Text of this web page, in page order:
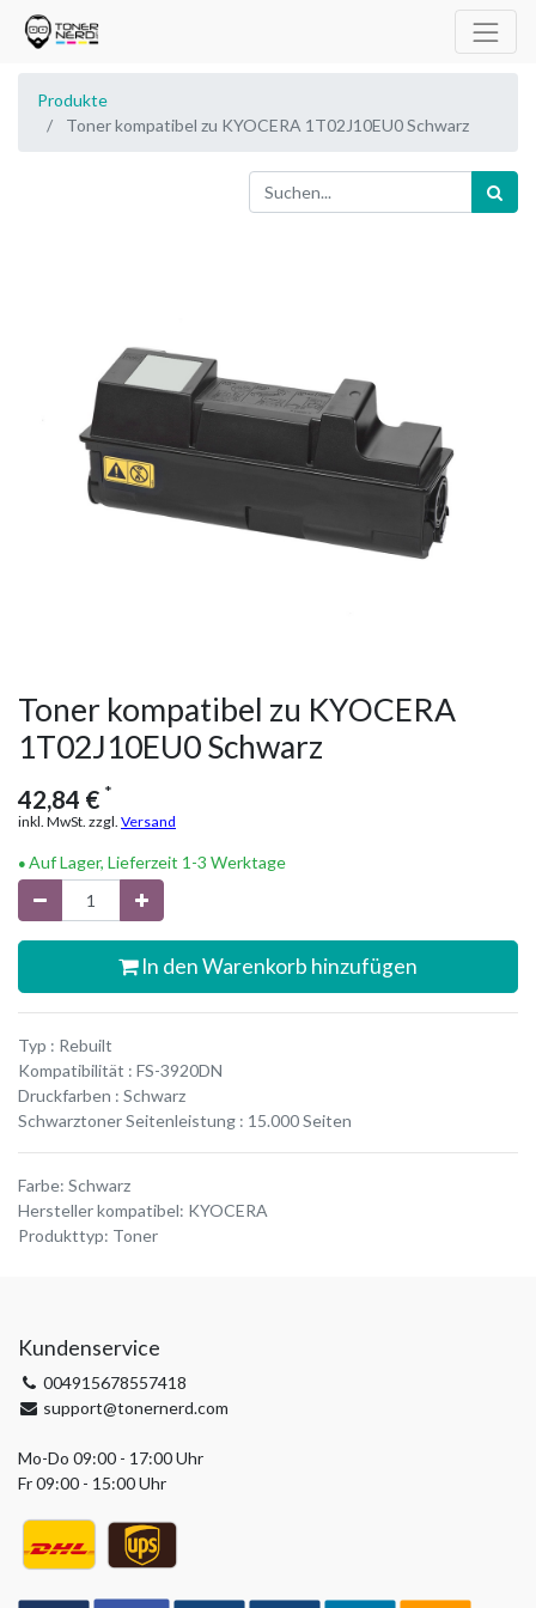
Produkte
Toner kompatibel zu KYOCERA 1T02J10EU0 Schwarz
Toner kompatibel zu KYOCERA
1T02J10EU0 Schwarz
42,84 € *
inkl. MwSt. zzgl. Versand
Auf Lager, Lieferzeit 1-3 Werktage
In den Warenkorb hinzufügen
Typ : Rebuilt
Kompatibilität : FS-3920DN
Druckfarben : Schwarz
Schwarztoner Seitenleistung : 15.000 Seiten
Farbe: Schwarz
Hersteller kompatibel: KYOCERA
Produkttyp: Toner
Kundenservice
004915678557418
support@tonernerd.com
Mo-Do 09:00 - 17:00 Uhr
Fr 09:00 - 15:00 Uhr